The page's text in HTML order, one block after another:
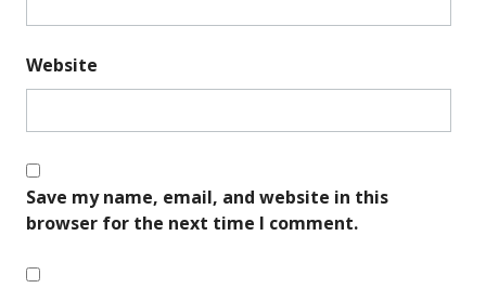
Website
Save my name, email, and website in this
browser for the next time I comment.